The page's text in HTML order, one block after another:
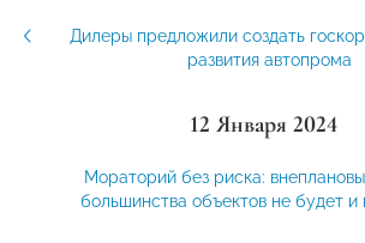
Дилеры предложили создать
развития автопрома
12 Января 2024
Мораторий без риска:
большинства объектов не будет и